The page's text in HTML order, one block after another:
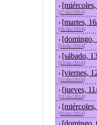
›
[17/dic/2014]
› [martes,
[16/dic/2014]
› [domingo,
[14/dic/2014]
› [sábado,
[13/dic/2014]
› [viernes,
[12/dic/2014]
› [jueves,
[11/dic/2014]
›
[10/dic/2014]
[domingo,